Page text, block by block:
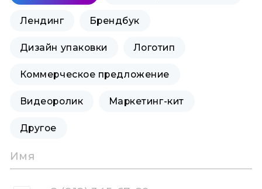
Лендинг Брендбук
Дизайн упаковки Логотип
Коммерческое предложение
Видеоролик Маркетинг-кит
Другое